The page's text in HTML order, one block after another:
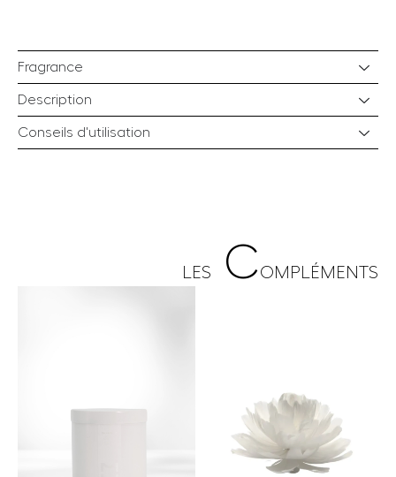
Fragrance
Description
Conseils d'utilisation
LES COMPLÉMENTS